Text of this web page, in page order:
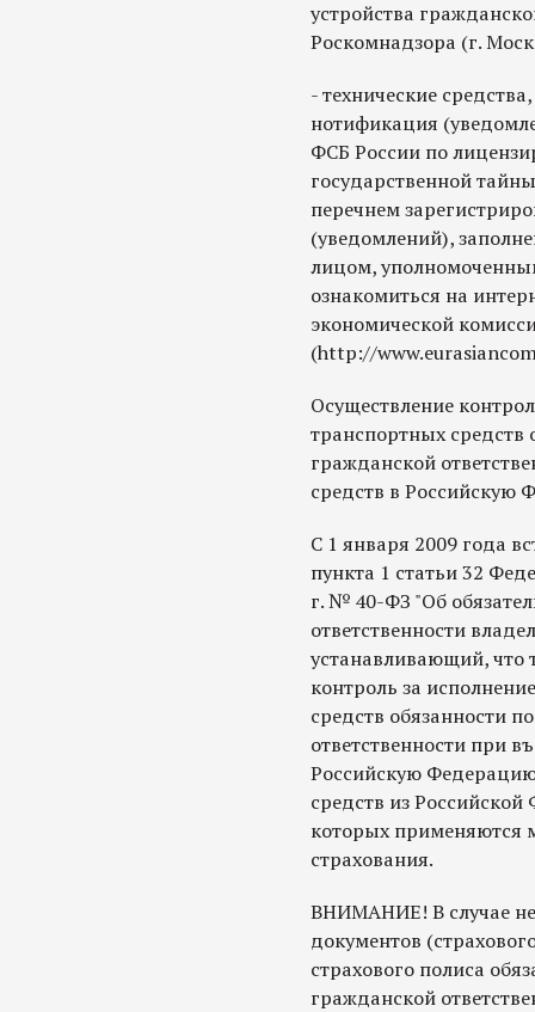
устройства
Роскомнадзора (г.
- технические
нотификация
ФСБ России по
государственной
перечнем
(уведомлений),
лицом,
ознакомиться на
экономической
(http://
Осуществление
транспортных средств
гражданской
средств в Российскую
С 1 января 2009 года
пункта 1 статьи 32
г. № 40-ФЗ "Об
ответственности
устанавливающий, что
контроль за
средств обязанности
ответственности при
Российскую
средств из
которых применяются
страхования.
ВНИМАНИЕ! В случае
документов
страхового полиса
гражданской